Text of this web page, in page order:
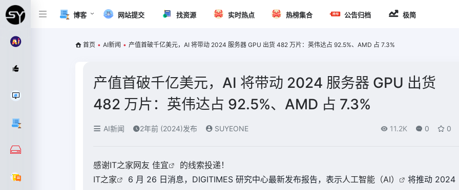
博客 网站提交 找资源 实时热点 热榜集合 公告归档 极简
首页 • AI新闻 • 产值首破千亿美元，AI 将带动 2024 服务器 GPU 出货 482 万片：英伟达占 92.5%、AMD 占 7.3%
产值首破千亿美元，AI 将带动 2024 服务器 GPU 出货
482 万片：英伟达占 92.5%、AMD 占 7.3%
AI新闻 2年前 (2024)发布 SUYEONE 11.2K 0 0
感谢IT之家网友 佳宜
的线索投递！
IT之家
6 月 26 日消息，DIGITIMES 研究中心最新发布报告，表示人工智能（AI）
将推动 2024